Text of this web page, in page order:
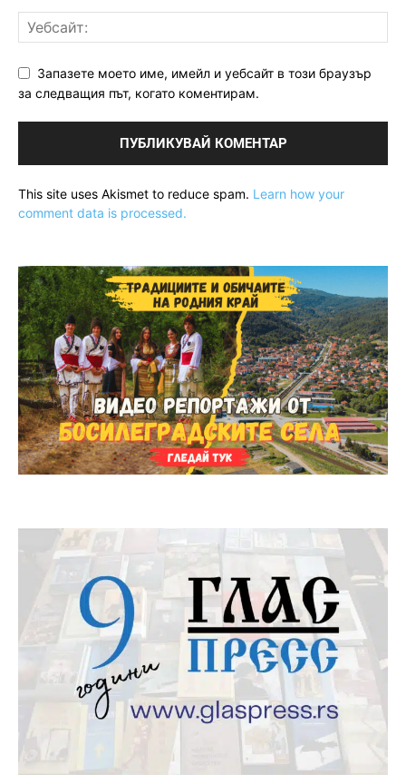
Запазете моето име, имейл и уебсайт в този браузър
за следващия път, когато коментирам.
This site uses Akismet to reduce spam. Learn how your
comment data is processed.